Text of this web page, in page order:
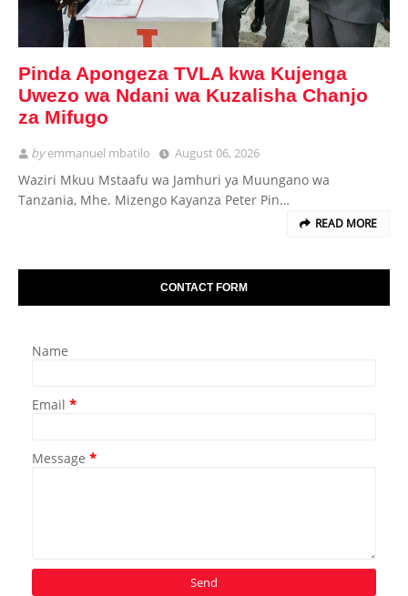
Pinda Apongeza TVLA kwa Kujenga
Uwezo wa Ndani wa Kuzalisha Chanjo
za Mifugo
byemmanuel mbatilo August 06, 2026
Waziri Mkuu Mstaafu wa Jamhuri ya Muungano wa
Tanzania, Mhe. Mizengo Kayanza Peter Pin…
READ MORE
CONTACT FORM
Name
Email *
Message *